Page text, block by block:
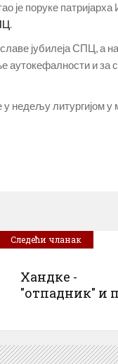
је поруке
.
јубилеја СПЦ, а
аутокефалности и за
у недељу литургијом
Следећи чланак
Хандке -
"отпадник" и